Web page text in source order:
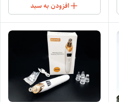
افزودن به سبد